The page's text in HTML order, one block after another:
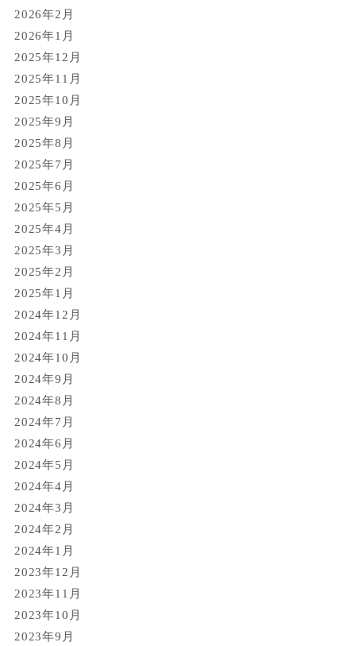
2026年2月
2026年1月
2025年12月
2025年11月
2025年10月
2025年9月
2025年8月
2025年7月
2025年6月
2025年5月
2025年4月
2025年3月
2025年2月
2025年1月
2024年12月
2024年11月
2024年10月
2024年9月
2024年8月
2024年7月
2024年6月
2024年5月
2024年4月
2024年3月
2024年2月
2024年1月
2023年12月
2023年11月
2023年10月
2023年9月